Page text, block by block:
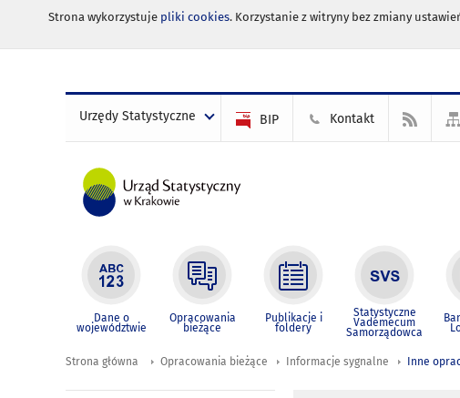
Strona wykorzystuje pliki cookies. Korzystanie z witryny bez zmiany
Urzędy Statystyczne BIP Kontakt
Dane o
województwie
Opracowania
bieżące
Publikacje i
foldery
Statystyczne
Vademecum
Samorządowca
Strona główna Opracowania bieżące Informacje sygnalne Inne